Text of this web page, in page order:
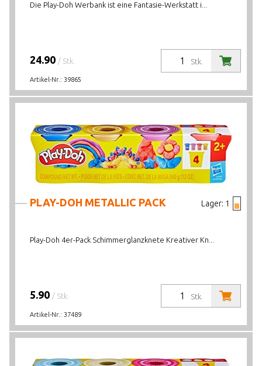
Die Play-Doh Werbank ist eine Fantasie-Werkstatt i...
Stk.
24.90 / Stk.
Artikel-Nr.: 39865
Lager: 1
PLAY-DOH METALLIC PACK
Play-Doh 4er-Pack Schimmerglanzknete Kreativer Kn...
Stk.
5.90 / Stk.
Artikel-Nr.: 37489